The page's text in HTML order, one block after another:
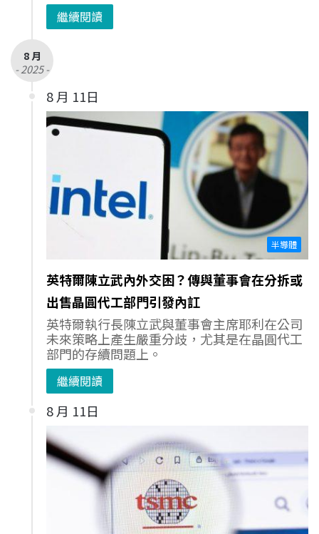
繼續閱讀
8 月
- 2025 -
8 月 11日
半導體
英特爾陳立武內外交困？傳與董事會在分拆或
出售晶圓代工部門引發內訌
英特爾執行長陳立武與董事會主席耶利在公司
未來策略上產生嚴重分歧，尤其是在晶圓代工
部門的存續問題上。
繼續閱讀
8 月 11日